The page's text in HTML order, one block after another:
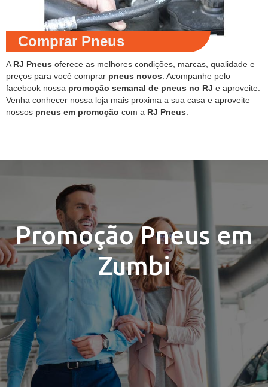
Comprar Pneus
A RJ Pneus oferece as melhores condições, marcas, qualidade e
preços para você comprar pneus novos . Acompanhe pelo
facebook nossa promoção semanal de pneus no RJ e aproveite.
Venha conhecer nossa loja mais proxima a sua casa e aproveite
nossos pneus em promoção com a RJ Pneus
Promoção Pneus em
Zumbi